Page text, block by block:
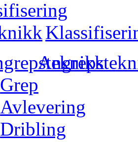
Grep
Avlevering
Dribling